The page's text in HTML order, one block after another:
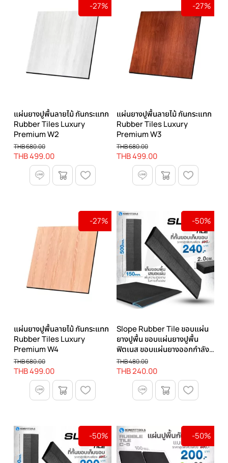
-27%
แผ่นยางปูพื้นลายไม้ กันกระแทก
Rubber Tiles Luxury
Premium W2
THB 499.00
THB 680.00
-27%
แผ่นยางปูพื้นลายไม้ กันกระแทก
Rubber Tiles Luxury
Premium W3
THB 499.00
THB 680.00
-27%
แผ่นยางปูพื้นลายไม้ กันกระแทก
Rubber Tiles Luxury
Premium W4
THB 499.00
THB 680.00
-50%
Slope Rubber Tile ขอบแผ่น
ยางปูพื้น ขอบแผ่นยางปูพื้น
ฟิตเนส ขอบแผ่นยางออกกำลัง
กาย หนา 2.0 ซม.
THB 240.00
THB 480.00
-50% -50%